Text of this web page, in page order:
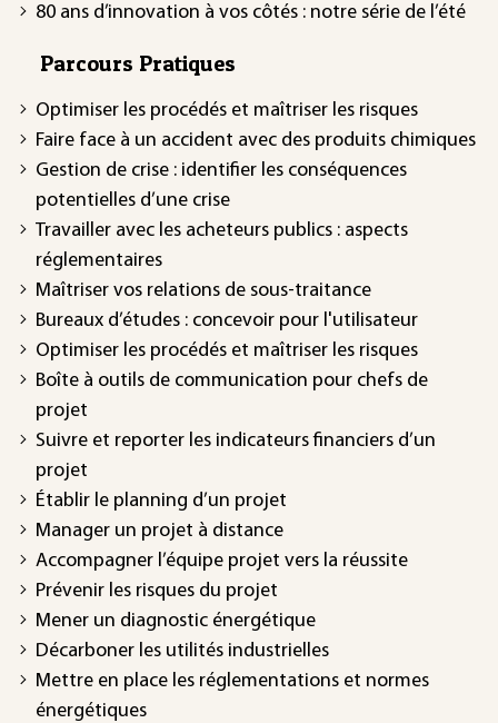
80 ans d’innovation à vos côtés : notre série de l’été
Parcours Pratiques
Optimiser les procédés et maîtriser les risques
Faire face à un accident avec des produits chimiques
Gestion de crise : identifier les conséquences
potentielles d’une crise
Travailler avec les acheteurs publics : aspects
réglementaires
Maîtriser vos relations de sous-traitance
Bureaux d’études : concevoir pour l'utilisateur
Optimiser les procédés et maîtriser les risques
Boîte à outils de communication pour chefs de
projet
Suivre et reporter les indicateurs financiers d’un
projet
Établir le planning d’un projet
Manager un projet à distance
Accompagner l’équipe projet vers la réussite
Prévenir les risques du projet
Mener un diagnostic énergétique
Décarboner les utilités industrielles
Mettre en place les réglementations et normes
énergétiques